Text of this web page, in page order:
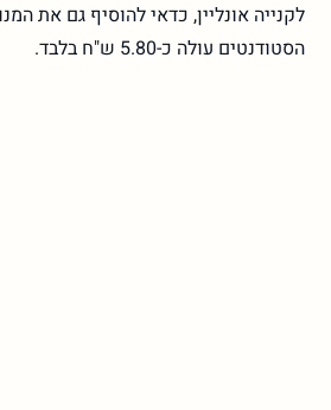
לקנייה אונליין, כדאי להוסיף גם את
הסטודנטים עולה כ-5.80 ש"ח בלבד.